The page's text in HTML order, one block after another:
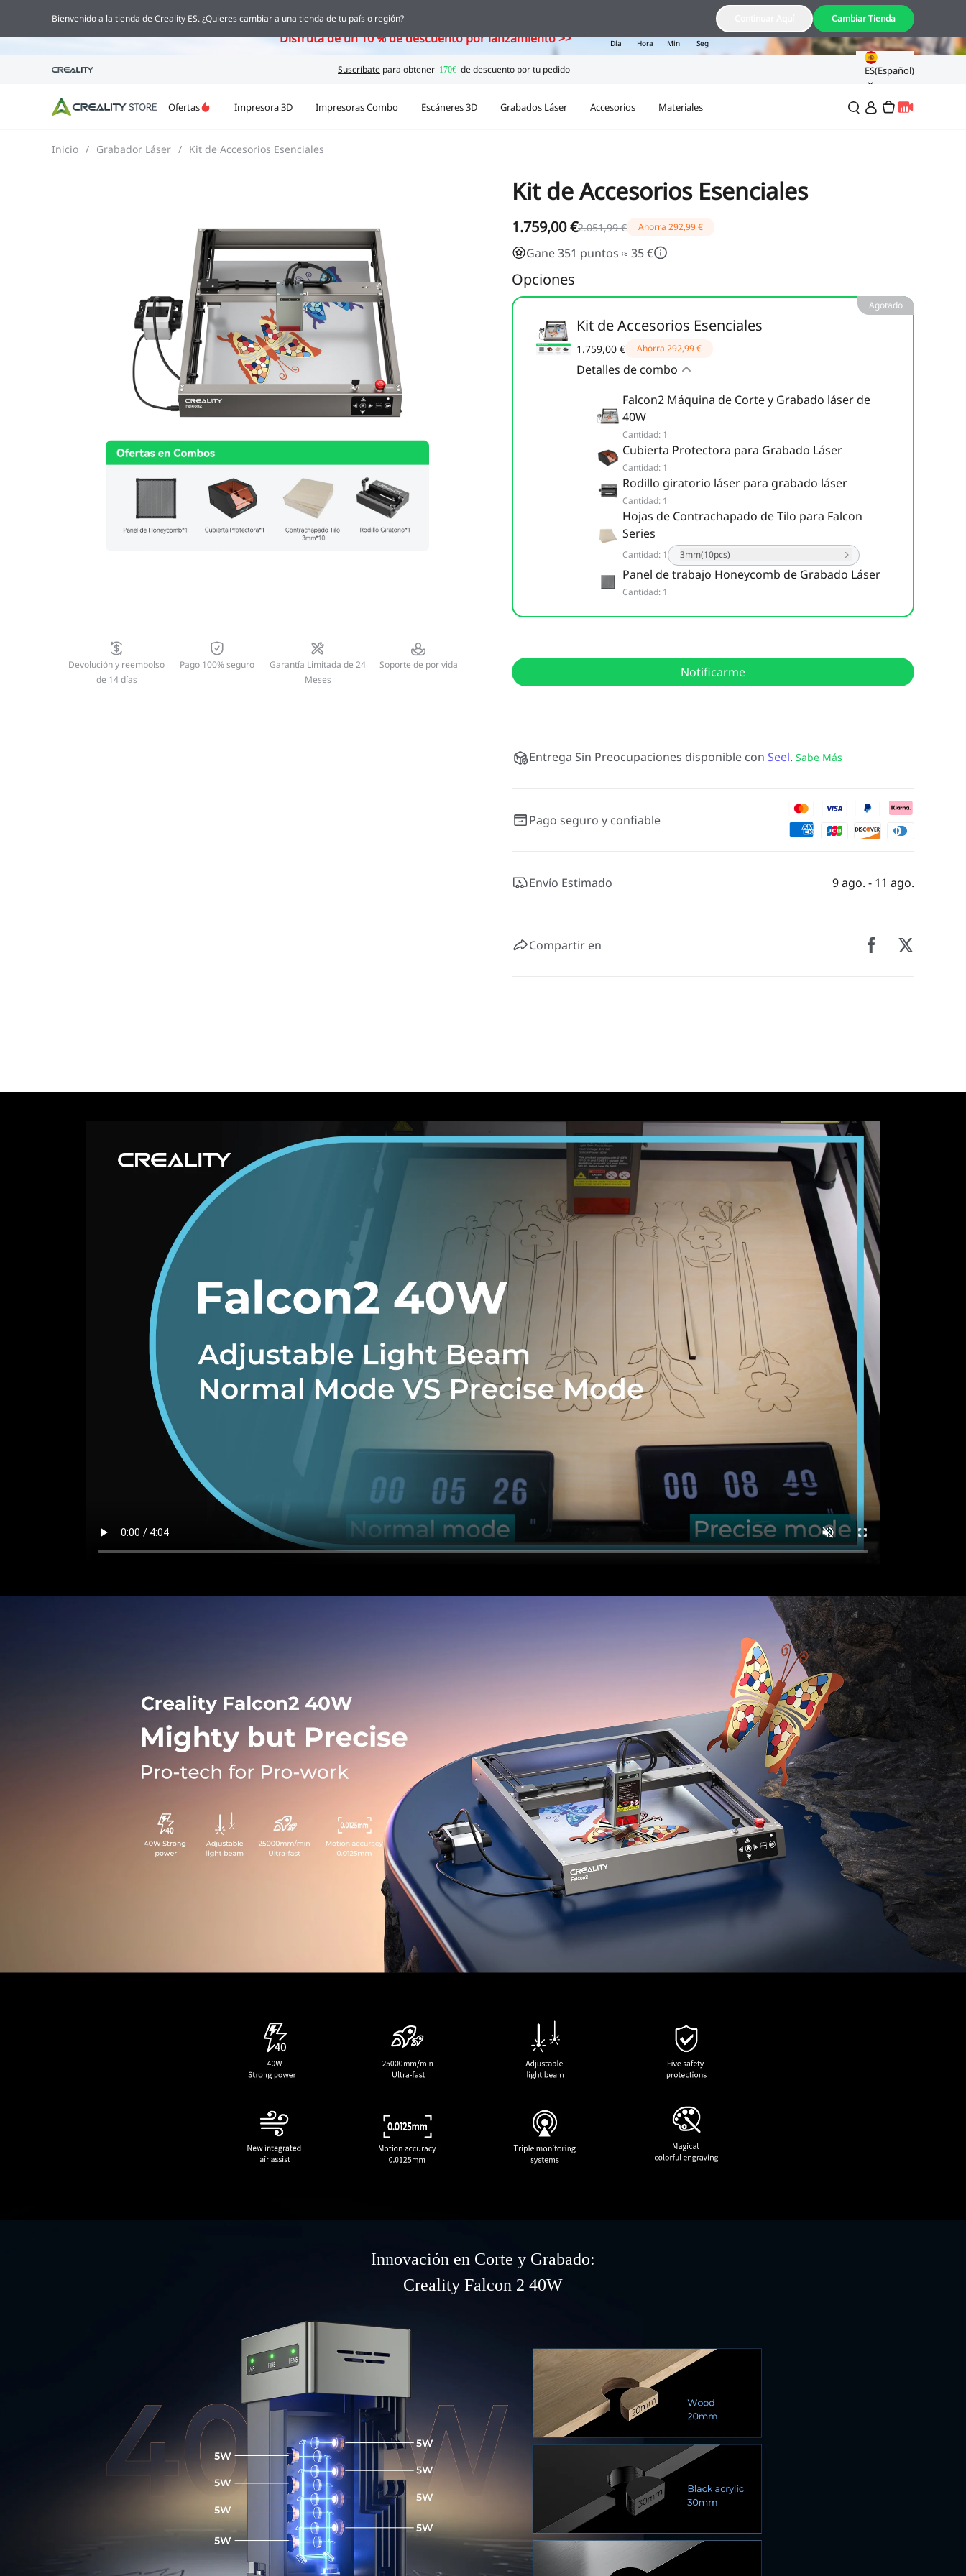
Creality Pika, el nuevo escáner 3D con IA ya está aquí
Disfruta de un 10 % de descuento por lanzamiento >> Día Hora Min Seg
ES(Español)
Ofertas Impresora 3D Impresoras Combo Escáneres 3D Grabados Láser Accesorios Materiales
Inicio / Grabador Láser / Kit de Accesorios Esenciales
Devolución y reembolso
de 14 días
Pago 100% seguro
Garantía Limitada de 24
Meses
Soporte de por vida
Kit de Accesorios Esenciales
1.759,00 €2.051,99 € Ahorra 292,99 €
Gane 351 puntos ≈ 35 €
Opciones
Kit de Accesorios Esenciales
1.759,00 € Ahorra 292,99 €
Detalles de combo
Agotado
Falcon2 Máquina de Corte y Grabado láser de
40W
Cantidad: 1
Cubierta Protectora para Grabado Láser
Cantidad: 1
Rodillo giratorio láser para grabado láser
Cantidad: 1
Hojas de Contrachapado de Tilo para Falcon
Series
Cantidad: 1 3mm(10pcs)
Panel de trabajo Honeycomb de Grabado Láser
Cantidad: 1
Notificarme
Entrega Sin Preocupaciones disponible con Seel. Sabe Más
Pago seguro y confiable
Envío Estimado 9 ago. - 11 ago.
Compartir en
Innovación en Corte y Grabado:
Creality Falcon 2 40W
Bienvenido a la tienda de Creality ES. ¿Quieres cambiar a una tienda de tu país o región? Cambiar Tienda